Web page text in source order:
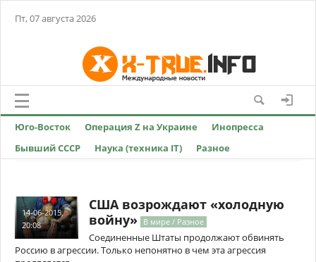
Пт, 07 августа 2026
Юго-Восток Операция Z на Украине
Инопресса
Бывший СССР
Наука (техника IT) Разное
14-06-2015,
20:08
США возрождают «холодную
войну» В мире / Разное
Соединенные Штаты продолжают обвинять
Россию в агрессии. Только непонятно в чем эта агрессия